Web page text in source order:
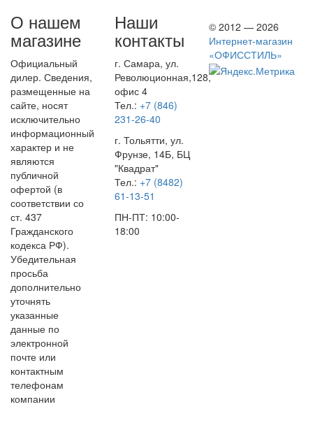
О нашем
магазине
Официальный
дилер. Сведения,
размещенные на
сайте, носят
исключительно
информационный
характер и не
являются
публичной
офертой (в
соответствии со
ст. 437
Гражданского
кодекса РФ).
Убедительная
просьба
дополнительно
уточнять
указанные
данные по
электронной
почте или
контактным
телефонам
компании
Наши
контакты
г. Самара, ул.
Революционная,128,
офис 4
Тел.: +7 (846)
231-26-40
г. Тольятти, ул.
Фрунзе, 14Б, БЦ
"Квадрат"
Тел.: +7 (8482)
61-13-51
ПН-ПТ: 10:00-
18:00
© 2012 — 2026
Интернет-магазин
«ОФИССТИЛЬ»